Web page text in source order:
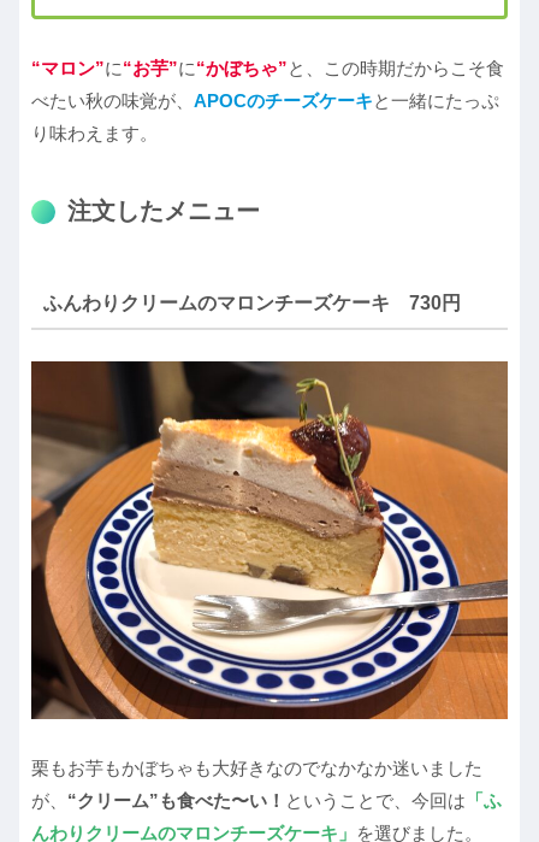
“マロン”に“お芋”に“かぼちゃ”と、この時期だからこそ食
べたい秋の味覚が、 APOCのチーズケーキと一緒にたっぷ
り味わえます。
注文したメニュー
ふんわりクリームのマロンチーズケーキ 730円
栗もお芋もかぼちゃも大好きなのでなかなか迷いました
が、 “クリーム”も食べた〜い！ ということで、今回は 「ふ
んわりクリームのマロンチーズケーキ」 を選びました。